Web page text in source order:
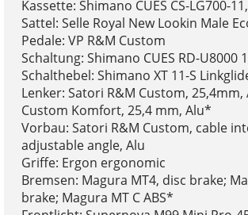
Kassette: Shimano CUES CS-LG700-
Sattel: Selle Royal New Lookin Male
Pedale: VP R&M Custom
Schaltung: Shimano CUES RD-U8000
Schalthebel: Shimano XT 11-S
Lenker: Satori R&M Custom, 25,4mm,
Custom Komfort, 25,4 mm, Alu*
Vorbau: Satori R&M Custom, cable
adjustable angle, Alu
Griffe: Ergon ergonomic
Bremsen: Magura MT4, disc brake;
brake; Magura MT C ABS*